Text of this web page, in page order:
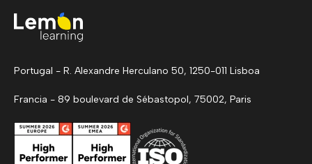
Portugal - R. Alexandre Herculano 50, 1250-011 Lisboa
Francia - 89 boulevard de Sébastopol, 75002, Paris